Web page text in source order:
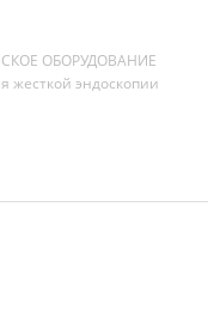
ОБОРУДОВАНИЕ
жесткой эндоскопии